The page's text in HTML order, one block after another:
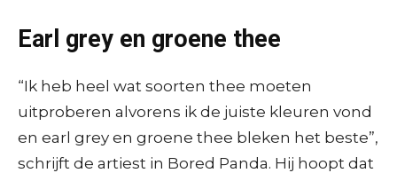
Earl grey en groene thee
“Ik heb heel wat soorten thee moeten
uitproberen alvorens ik de juiste kleuren vond
en earl grey en groene thee bleken het beste”,
schrijft de artiest in Bored Panda. Hij hoopt dat